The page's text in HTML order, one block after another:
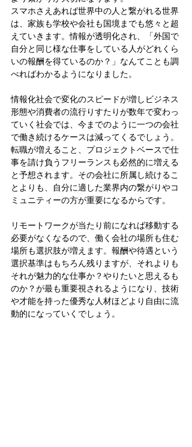
スマホさえあれば世界中の人と繋がれる世界
は、家族も学校や会社も国境までも悠々と超
えていきます。情報が透明化され、「外国で
自分と同じ様な仕事をしている人がどれくら
いの報酬を得ているのか？」なんてことも調
べればわかるようになりました。
情報化社会で変化のスピードが増しビジネス
形態や消費者の流行りすたりが数年で変わっ
ていく社会では、今までのように一つの会社
で働き続けるケースは減ってくるでしょう。
転職が増えること、プロジェクトベースで仕
事を請け負うフリーランスも必然的に増える
と予想されます。その会社に所属し続けるこ
とよりも、自分に適した業界内の繋がりやコ
ミュニティーの方が重要になるからです。
リモートワークが当たり前になれば移動する
必要がなくなるので、働く会社の場所も住む
場所も選択肢が増えます。報酬や待遇という
選択基準はもちろん残りますが、それよりも
それが魅力的な仕事か？やりたいと思えるも
のか？が最も重要視されるようになり、技術
や才能を持った優秀な人材ほどより自由に流
動的になっていくでしょう。